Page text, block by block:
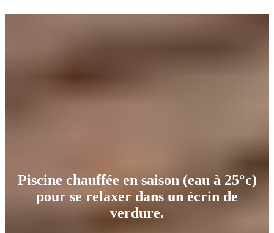
Piscine chauffée en saison (eau à 25°c)
pour se relaxer dans un écrin de
verdure.